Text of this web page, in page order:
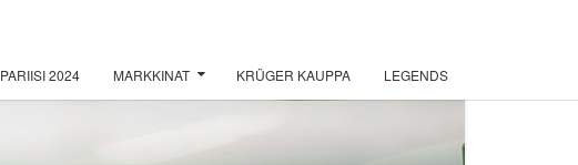
PARIISI 2024 MARKKINAT KRÜGER KAUPPA LEGENDS